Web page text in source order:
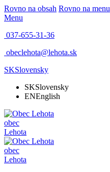
Rovno na obsah Rovno na menu
Menu
037-655-31-36
obeclehota@lehota.sk
SKSlovensky
SKSlovensky
ENEnglish
obec
Lehota
obec
Lehota